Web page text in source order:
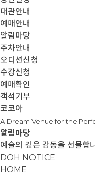
대관안내
예매안내
알림마당
주차안내
오디션신청
수강신청
예매확인
객석기부
코코아
A Dream Venue for the
알림마당
예술의 깊은 감동을 선물합
DOH NOTICE
HOME